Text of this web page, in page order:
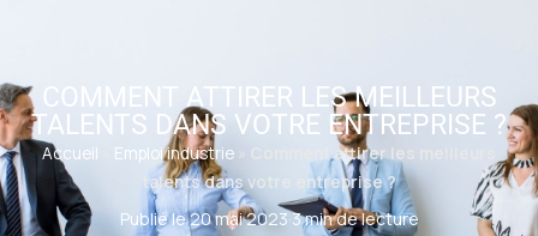
COMMENT ATTIRER LES MEILLEURS
TALENTS DANS VOTRE ENTREPRISE ?
Accueil Emploi industrie »
Comment attirer les meilleurs
talents dans votre entreprise ?
Publié le 20 mai 2023·3 min de lecture